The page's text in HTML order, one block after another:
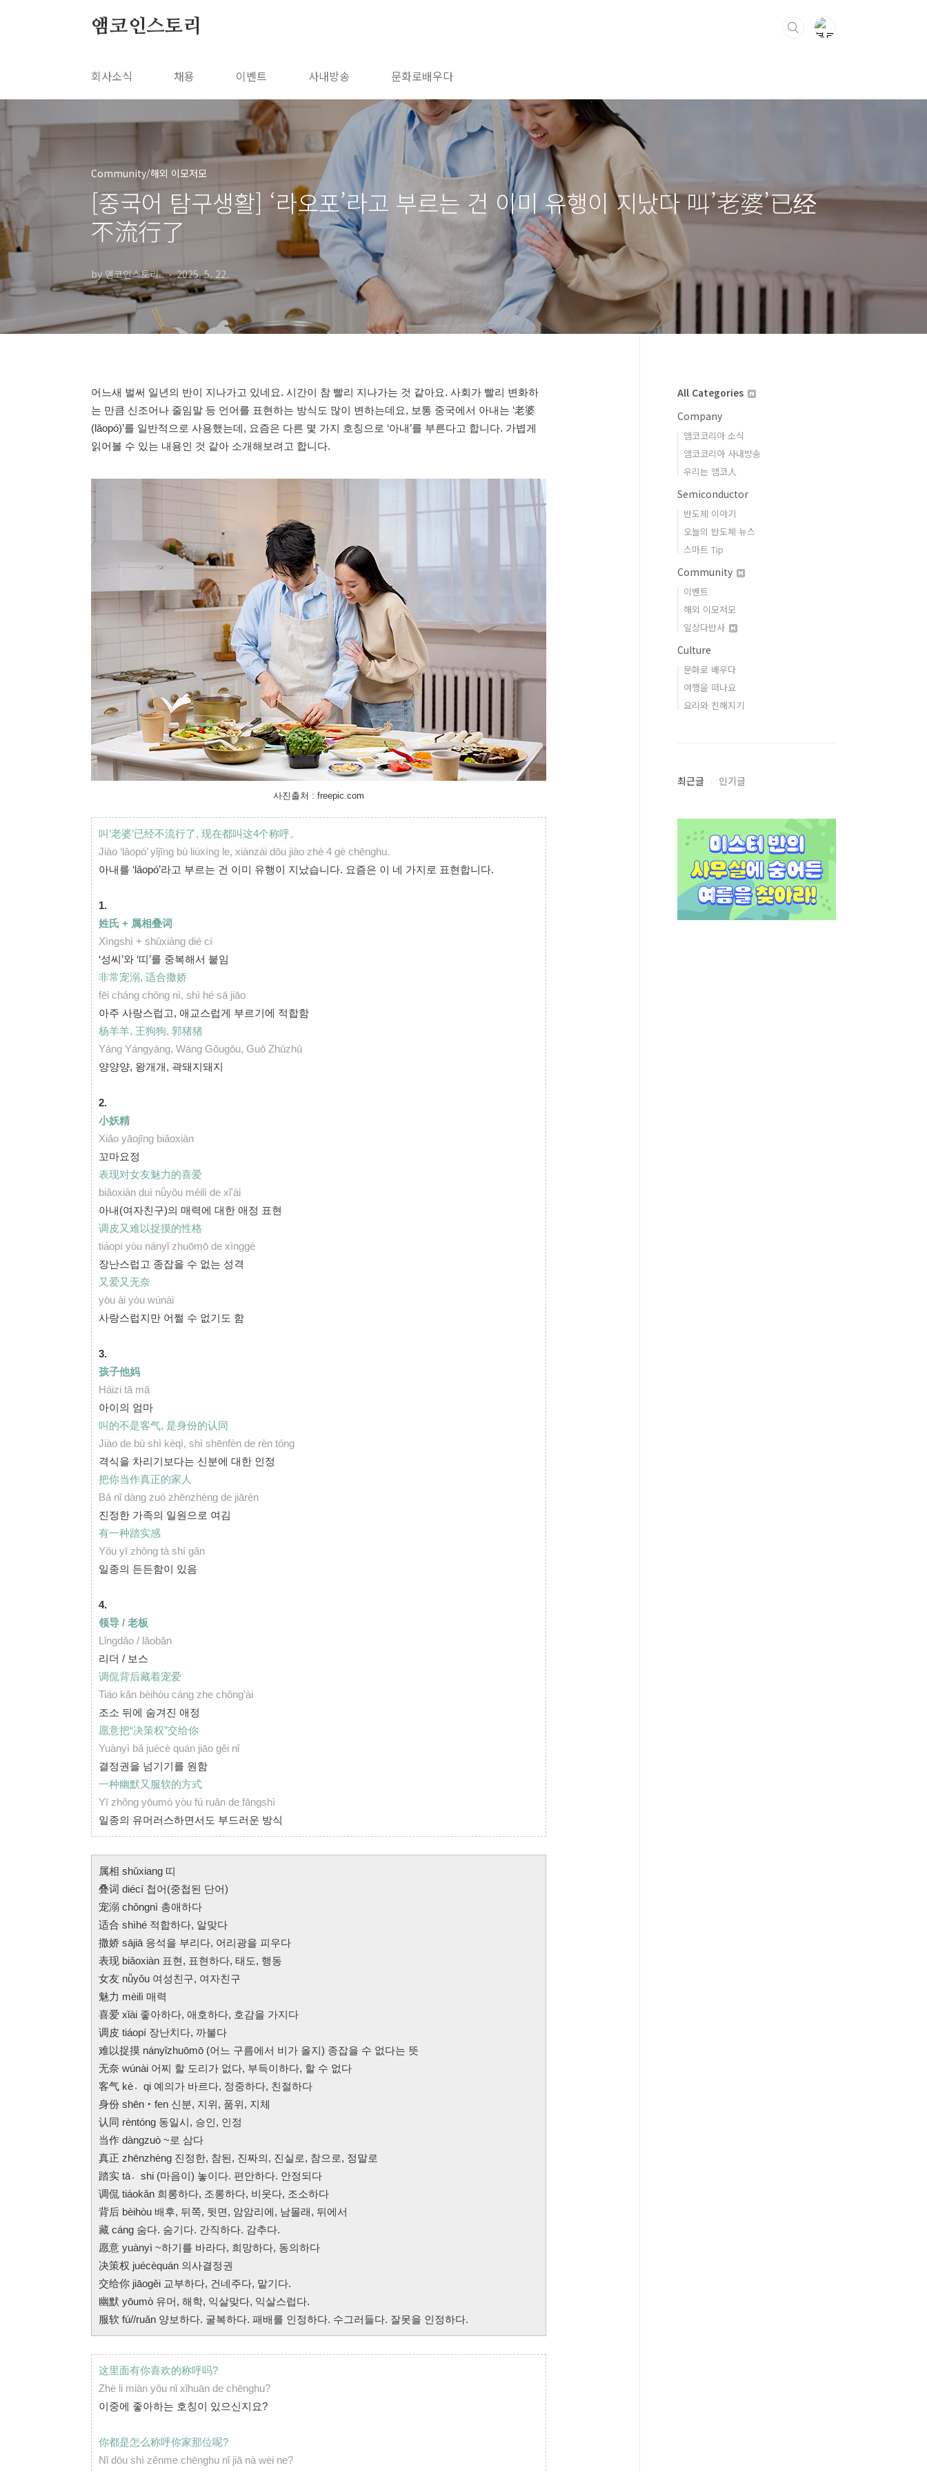
앰코인스토리
회사소식 채용 이벤트 사내방송 문화로배우다
Community/해외 이모저모
[중국어 탐구생활] ‘라오포’라고 부르는 건 이미 유행이 지났다 叫’老婆’已经
不流行了
by 앰코인스토리.. 2025. 5. 22.
어느새 벌써 일년의 반이 지나가고 있네요. 시간이 참 빨리 지나가는 것 같아요. 사회가 빨리 변화하
는 만큼 신조어나 줄임말 등 언어를 표현하는 방식도 많이 변하는데요, 보통 중국에서 아내는 ‘老婆
(lǎopó)’를 일반적으로 사용했는데, 요즘은 다른 몇 가지 호칭으로 ‘아내’를 부른다고 합니다. 가볍게
읽어볼 수 있는 내용인 것 같아 소개해보려고 합니다.
사진출처 : freepic.com
叫’老婆’已经不流行了, 现在都叫这4个称呼。
Jiào ‘lǎopó’ yǐjīng bù liúxíng le, xiànzài dōu jiào zhè 4 gè chēnghu.
아내를 ‘lǎopó’라고 부르는 건 이미 유행이 지났습니다. 요즘은 이 네 가지로 표현합니다.
1.
姓氏 + 属相叠词
Xìngshì + shǔxiàng dié cí
‘성씨’와 ‘띠’를 중복해서 붙임
非常宠溺, 适合撒娇
fēi cháng chǒng nì, shì hé sā jiāo
아주 사랑스럽고, 애교스럽게 부르기에 적합함
杨羊羊, 王狗狗, 郭猪猪
Yáng Yángyáng, Wáng Gǒugǒu, Guō Zhūzhū
양양양, 왕개개, 곽돼지돼지
2.
小妖精
Xiǎo yāojīng biǎoxiàn
꼬마요정
表现对女友魅力的喜爱
biǎoxiàn duì nǚyǒu mèilì de xǐ'ài
아내(여자친구)의 매력에 대한 애정 표현
调皮又难以捉摸的性格
tiáopí yòu nányǐ zhuōmō de xìnggé
장난스럽고 종잡을 수 없는 성격
又爱又无奈
yòu ài yòu wúnài
사랑스럽지만 어쩔 수 없기도 함
3.
孩子他妈
Háizi tā mā
아이의 엄마
叫的不是客气, 是身份的认同
Jiào de bù shì kèqì, shì shēnfèn de rèn tóng
격식을 차리기보다는 신분에 대한 인정
把你当作真正的家人
Bǎ nǐ dàng zuò zhēnzhèng de jiārén
진정한 가족의 일원으로 여김
有一种踏实感
Yǒu yī zhǒng tà shí gǎn
일종의 든든함이 있음
4.
领导 / 老板
Lǐngdǎo / lǎobǎn
리더 / 보스
调侃背后藏着宠爱
Tiáo kǎn bèihòu cáng zhe chǒng'ài
조소 뒤에 숨겨진 애정
愿意把“决策权”交给你
Yuànyì bǎ juécè quán jiāo gěi nǐ
결정권을 넘기기를 원함
一种幽默又服软的方式
Yī zhǒng yōumò yòu fú ruǎn de fāngshì
일종의 유머러스하면서도 부드러운 방식
属相 shǔxiang 띠
叠词 diécí 첩어(중첩된 단어)
宠溺 chǒngnì 총애하다
适合 shìhé 적합하다, 알맞다
撒娇 sājiā 응석을 부리다, 어리광을 피우다
表现 biǎoxiàn 표현, 표현하다, 태도, 행동
女友 nǚyǒu 여성친구, 여자친구
魅力 mèilì 매력
喜爱 xǐài 좋아하다, 애호하다, 호감을 가지다
调皮 tiáopí 장난치다, 까불다
难以捉摸 nányǐzhuōmō (어느 구름에서 비가 올지) 종잡을 수 없다는 뜻
无奈 wúnài 어찌 할 도리가 없다, 부득이하다, 할 수 없다
客气 kè〮qi 예의가 바르다, 정중하다, 친절하다
身份 shēn‧fen 신분, 지위, 품위, 지체
认同 rèntóng 동일시, 승인, 인정
当作 dàngzuò ~로 삼다
真正 zhēnzhèng 진정한, 참된, 진짜의, 진실로, 참으로, 정말로
踏实 tā〮shi (마음이) 놓이다. 편안하다. 안정되다
调侃 tiáokǎn 희롱하다, 조롱하다, 비웃다, 조소하다
背后 bèihòu 배후, 뒤쪽, 뒷면, 암암리에, 남몰래, 뒤에서
藏 cáng 숨다. 숨기다. 간직하다. 감추다.
愿意 yuànyì ~하기를 바라다, 희망하다, 동의하다
决策权 juécèquán 의사결정권
交给你 jiāogěi 교부하다, 건네주다, 맡기다.
幽默 yōumò 유머, 해학, 익살맞다, 익살스럽다.
服软 fú//ruǎn 양보하다. 굴복하다. 패배를 인정하다. 수그러들다. 잘못을 인정하다.
这里面有你喜欢的称呼吗?
Zhè li miàn yǒu nǐ xǐhuān de chēnghu?
이중에 좋아하는 호칭이 있으신지요?
你都是怎么称呼你家那位呢?
Nǐ dōu shì zěnme chēnghu nǐ jiā nà wèi ne?
All Categories
Company
앰코코리아 소식
앰코코리아 사내방송
우리는 앰코人
Semiconductor
반도체 이야기
오늘의 반도체 뉴스
스마트 Tip
Community
이벤트
해외 이모저모
일상다반사
Culture
문화로 배우다
여행을 떠나요
요리와 친해지기
최근글 인기글